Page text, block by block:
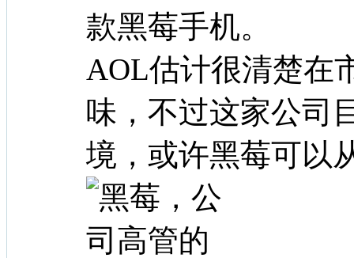
款黑莓手机。
AOL估计很清楚在
味，不过这家公司
境，或许黑莓可以